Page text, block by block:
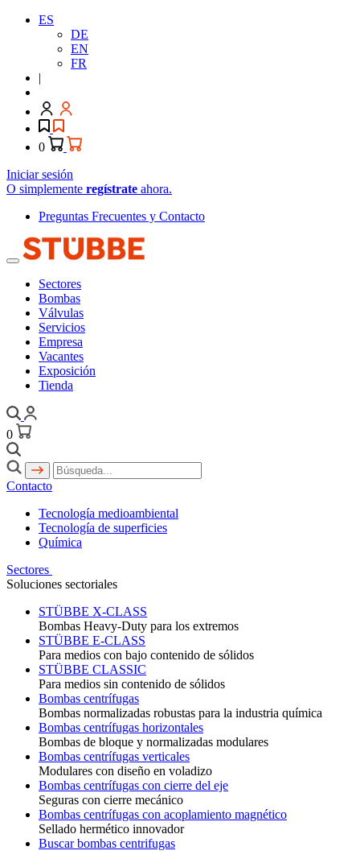
ES
DE
EN
FR
|
0
Iniciar sesión
O simplemente regístrate ahora.
Preguntas Frecuentes y Contacto
Sectores
Bombas
Válvulas
Servicios
Empresa
Vacantes
Exposición
Tienda
0
Contacto
Tecnología medioambiental
Tecnología de superficies
Química
Sectores
Soluciones sectoriales
STÜBBE X-CLASS
Bombas Heavy-Duty para los extremos
STÜBBE E-CLASS
Para medios con bajo contenido de sólidos
STÜBBE CLASSIC
Para medios sin contenido de sólidos
Bombas centrífugas
Bombas normalizadas robustas para la industria química
Bombas centrífugas horizontales
Bombas de bloque y normalizadas modulares
Bombas centrífugas verticales
Modulares con diseño en voladizo
Bombas centrífugas con cierre del eje
Seguras con cierre mecánico
Bombas centrífugas con acoplamiento magnético
Sellado hermético innovador
Buscar bombas centrifugas